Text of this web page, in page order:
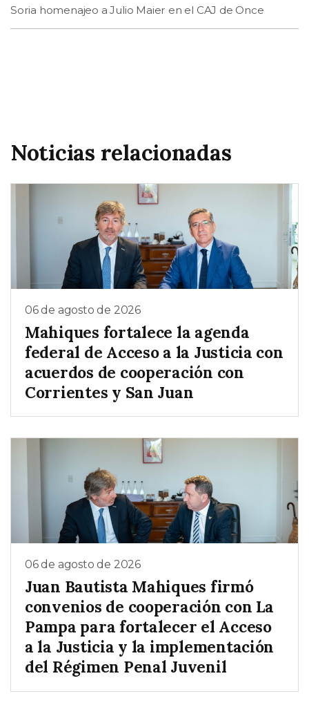
Soria homenajeo a Julio Maier en el CAJ de Once
Noticias relacionadas
06 de agosto de 2026
Mahiques fortalece la agenda
federal de Acceso a la Justicia con
acuerdos de cooperación con
Corrientes y San Juan
06 de agosto de 2026
Juan Bautista Mahiques firmó
convenios de cooperación con La
Pampa para fortalecer el Acceso
a la Justicia y la implementación
del Régimen Penal Juvenil